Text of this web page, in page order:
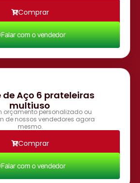
Comprar
Falar com o vendedor
de Aço 6 prateleiras
multiuso
orçamento personalizado ou
de nossos vendedores agora
mesmo.
Comprar
Falar com o vendedor